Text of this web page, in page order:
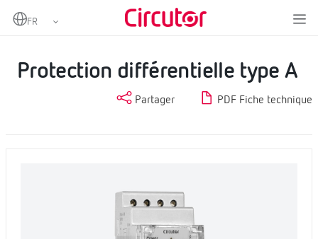
Home Protection et contrôle
Protection différentielle
Protection différentielle type A
Partager PDF Fiche technique